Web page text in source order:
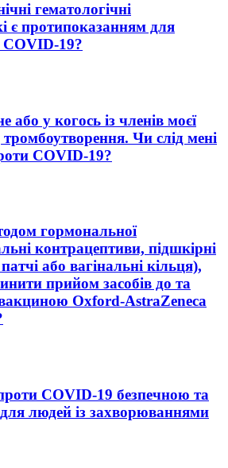
гематологічні
є протипоказанням для
COVID-19?
у когось із членів моєї
тромбоутворення. Чи слід мені
COVID-19?
гормональної
контрацептиви, підшкірні
або вагінальні кільця),
прийом засобів до та
вакциною Oxford-AstraZeneca
COVID-19 безпечною та
людей із захворюваннями